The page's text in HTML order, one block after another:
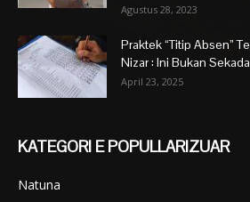
Agustus 28, 2023
Praktek “Titip Absen”
Nizar : Ini Bukan
April 23, 2025
KATEGORI E POPULLARIZUAR
Natuna